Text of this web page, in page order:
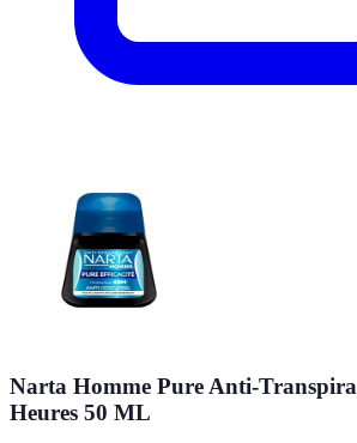
Narta Homme Pure Anti-
Heures 50 ML